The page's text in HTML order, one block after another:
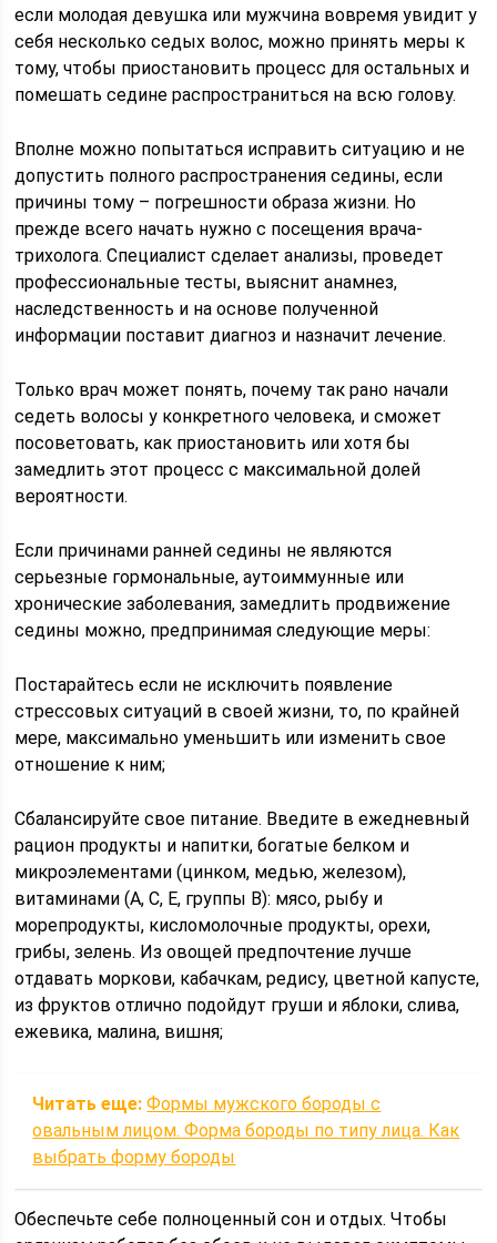
если молодая девушка или мужчина вовремя увидит у
себя несколько седых волос, можно принять меры к
тому, чтобы приостановить процесс для остальных и
помешать седине распространиться на всю голову.
Вполне можно попытаться исправить ситуацию и не
допустить полного распространения седины, если
причины тому – погрешности образа жизни. Но
прежде всего начать нужно с посещения врача-
трихолога. Специалист сделает анализы, проведет
профессиональные тесты, выяснит анамнез,
наследственность и на основе полученной
информации поставит диагноз и назначит лечение.
Только врач может понять, почему так рано начали
седеть волосы у конкретного человека, и сможет
посоветовать, как приостановить или хотя бы
замедлить этот процесс с максимальной долей
вероятности.
Если причинами ранней седины не являются
серьезные гормональные, аутоиммунные или
хронические заболевания, замедлить продвижение
седины можно, предпринимая следующие меры:
Постарайтесь если не исключить появление
стрессовых ситуаций в своей жизни, то, по крайней
мере, максимально уменьшить или изменить свое
отношение к ним;
Сбалансируйте свое питание. Введите в ежедневный
рацион продукты и напитки, богатые белком и
микроэлементами (цинком, медью, железом),
витаминами (А, С, Е, группы В): мясо, рыбу и
морепродукты, кисломолочные продукты, орехи,
грибы, зелень. Из овощей предпочтение лучше
отдавать моркови, кабачкам, редису, цветной капусте,
из фруктов отлично подойдут груши и яблоки, слива,
ежевика, малина, вишня;
Читать еще: Формы мужского бороды с
овальным лицом. Форма бороды по типу лица. Как
выбрать форму бороды
Обеспечьте себе полноценный сон и отдых. Чтобы